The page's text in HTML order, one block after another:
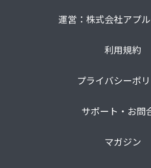
運営：株式会社アプ
利用規約
プライバシーポ
サポート・お問
マガジン